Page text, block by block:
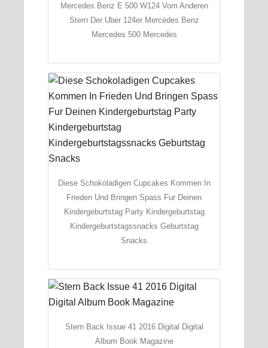
Mercedes Benz E 500 W124 Vom Anderen
Stern Der Uber 124er Mercedes Benz
Mercedes 500 Mercedes
Diese Schokoladigen Cupcakes Kommen In
Frieden Und Bringen Spass Fur Deinen
Kindergeburtstag Party Kindergeburtstag
Kindergeburtstagssnacks Geburtstag
Snacks
Stern Back Issue 41 2016 Digital Digital
Album Book Magazine